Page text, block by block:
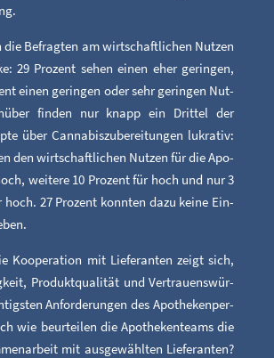
die Befrag­ten am wirt­schaft­li­chen Nut­zen
29 Pro­zent sehen einen eher gerin­gen,
einen gerin­gen oder sehr gerin­gen Nut­
fin­den nur knapp ein Drit­tel der
über Can­na­bis­zu­be­rei­tun­gen lukra­tiv:
den wirt­schaft­li­chen Nut­zen für die Apo­
wei­te­re 10 Pro­zent für hoch und nur 3
hoch. 27 Pro­zent konn­ten dazu kei­ne Ein­
Koope­ra­ti­on mit Lie­fe­ran­ten zeigt sich,
Pro­dukt­qua­li­tät und Ver­trau­ens­wür­
Anfor­de­run­gen des Apo­the­ken­per­
wie beur­tei­len die Apo­the­ken­teams die
mit aus­ge­wähl­ten Lie­fe­ran­ten?